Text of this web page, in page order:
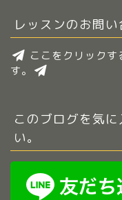
レッスンのお問
ここをクリック
す。
このブログを気
い。